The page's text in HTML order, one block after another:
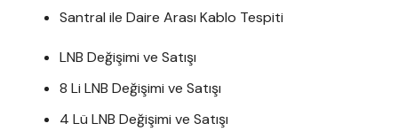
Santral ile Daire Arası Kablo Tespiti
LNB Değişimi ve Satışı
8 Li LNB Değişimi ve Satışı
4 Lü LNB Değişimi ve Satışı